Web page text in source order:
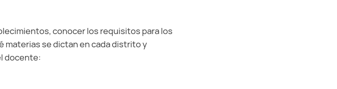
conocer los requisitos para los
materias se dictan en cada distrito y
docente: